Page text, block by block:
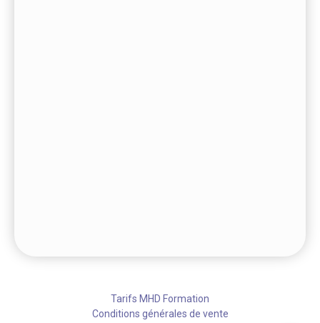
Tarifs MHD Formation
Conditions générales de vente